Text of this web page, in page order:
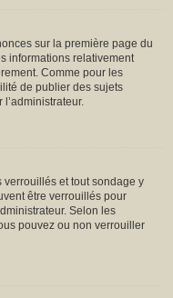
sur la première page du
informations relativement
Comme pour les
de publier des sujets
et tout sondage y
être verrouillés pour
Selon les
pouvez ou non verrouiller